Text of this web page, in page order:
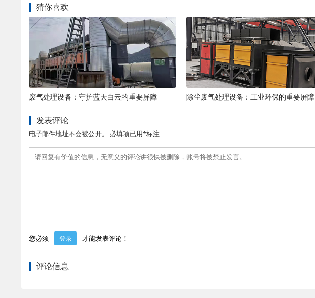
猜你喜欢
废气处理设备：守护蓝天白云的重要屏障 除尘废气处理设备：工业环保的重要屏障
发表评论
电子邮件地址不会被公开。 必填项已用*标注
您必须 登录 才能发表评论！
评论信息